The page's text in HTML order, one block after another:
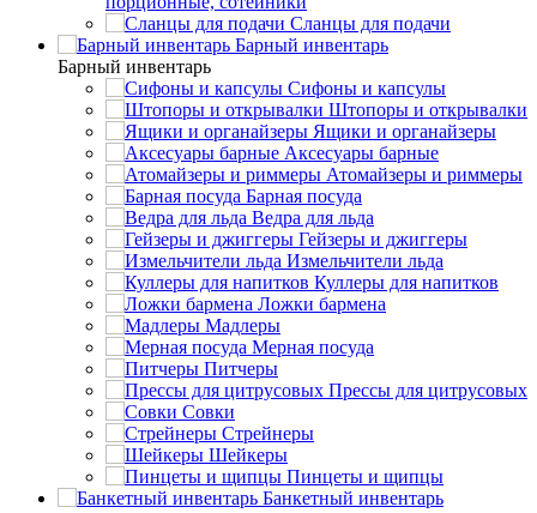
Сланцы для подачи
Барный инвентарь
Барный инвентарь
Сифоны и капсулы
Штопоры и открывалки
Ящики и органайзеры
Аксесуары барные
Атомайзеры и риммеры
Барная посуда
Ведра для льда
Гейзеры и джиггеры
Измельчители льда
Куллеры для напитков
Ложки бармена
Мадлеры
Мерная посуда
Питчеры
Прессы для цитрусовых
Совки
Стрейнеры
Шейкеры
Пинцеты и щипцы
Банкетный инвентарь